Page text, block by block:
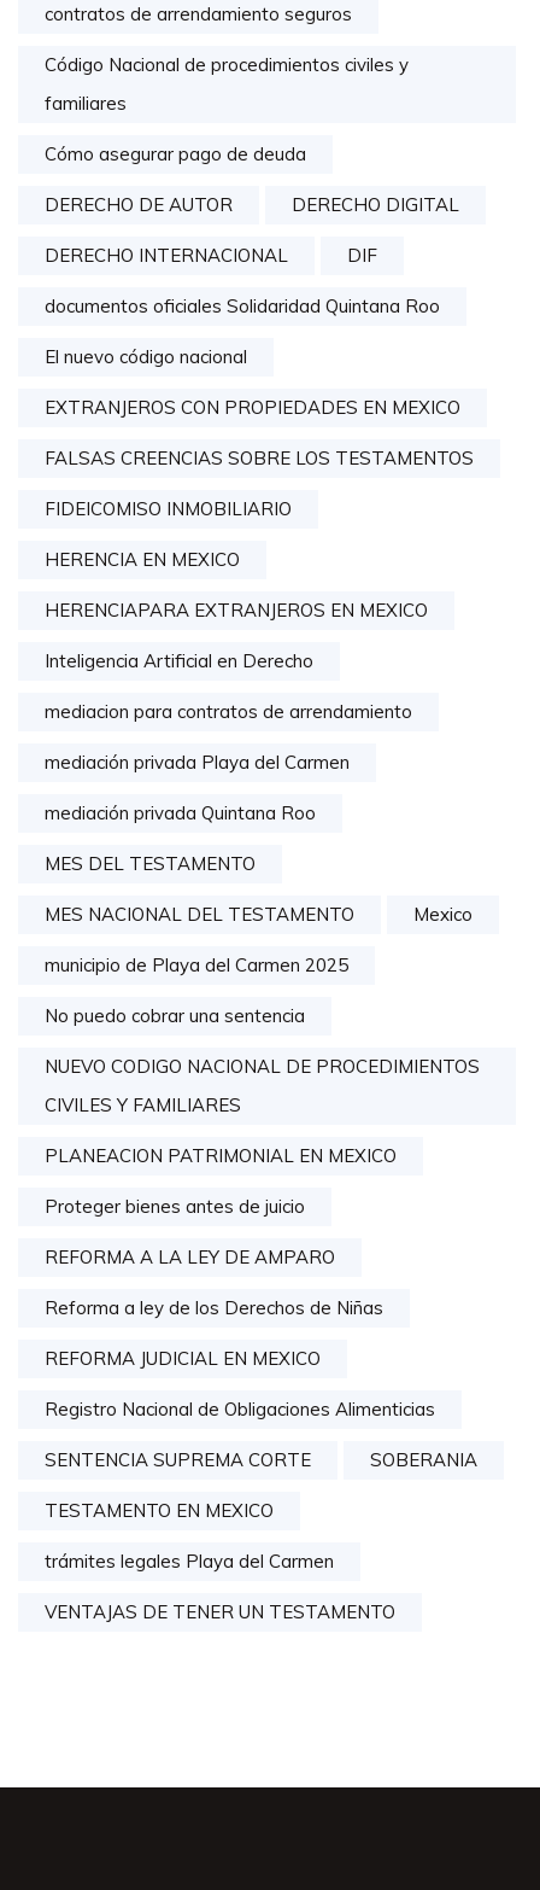
contratos de arrendamiento seguros
Código Nacional de procedimientos civiles y
familiares
Cómo asegurar pago de deuda
DERECHO DE AUTOR DERECHO DIGITAL
DERECHO INTERNACIONAL DIF
documentos oficiales Solidaridad Quintana Roo
El nuevo código nacional
EXTRANJEROS CON PROPIEDADES EN MEXICO
FALSAS CREENCIAS SOBRE LOS TESTAMENTOS
FIDEICOMISO INMOBILIARIO
HERENCIA EN MEXICO
HERENCIAPARA EXTRANJEROS EN MEXICO
Inteligencia Artificial en Derecho
mediacion para contratos de arrendamiento
mediación privada Playa del Carmen
mediación privada Quintana Roo
MES DEL TESTAMENTO
MES NACIONAL DEL TESTAMENTO Mexico
municipio de Playa del Carmen 2025
No puedo cobrar una sentencia
NUEVO CODIGO NACIONAL DE PROCEDIMIENTOS
CIVILES Y FAMILIARES
PLANEACION PATRIMONIAL EN MEXICO
Proteger bienes antes de juicio
REFORMA A LA LEY DE AMPARO
Reforma a ley de los Derechos de Niñas
REFORMA JUDICIAL EN MEXICO
Registro Nacional de Obligaciones Alimenticias
SENTENCIA SUPREMA CORTE SOBERANIA
TESTAMENTO EN MEXICO
trámites legales Playa del Carmen
VENTAJAS DE TENER UN TESTAMENTO